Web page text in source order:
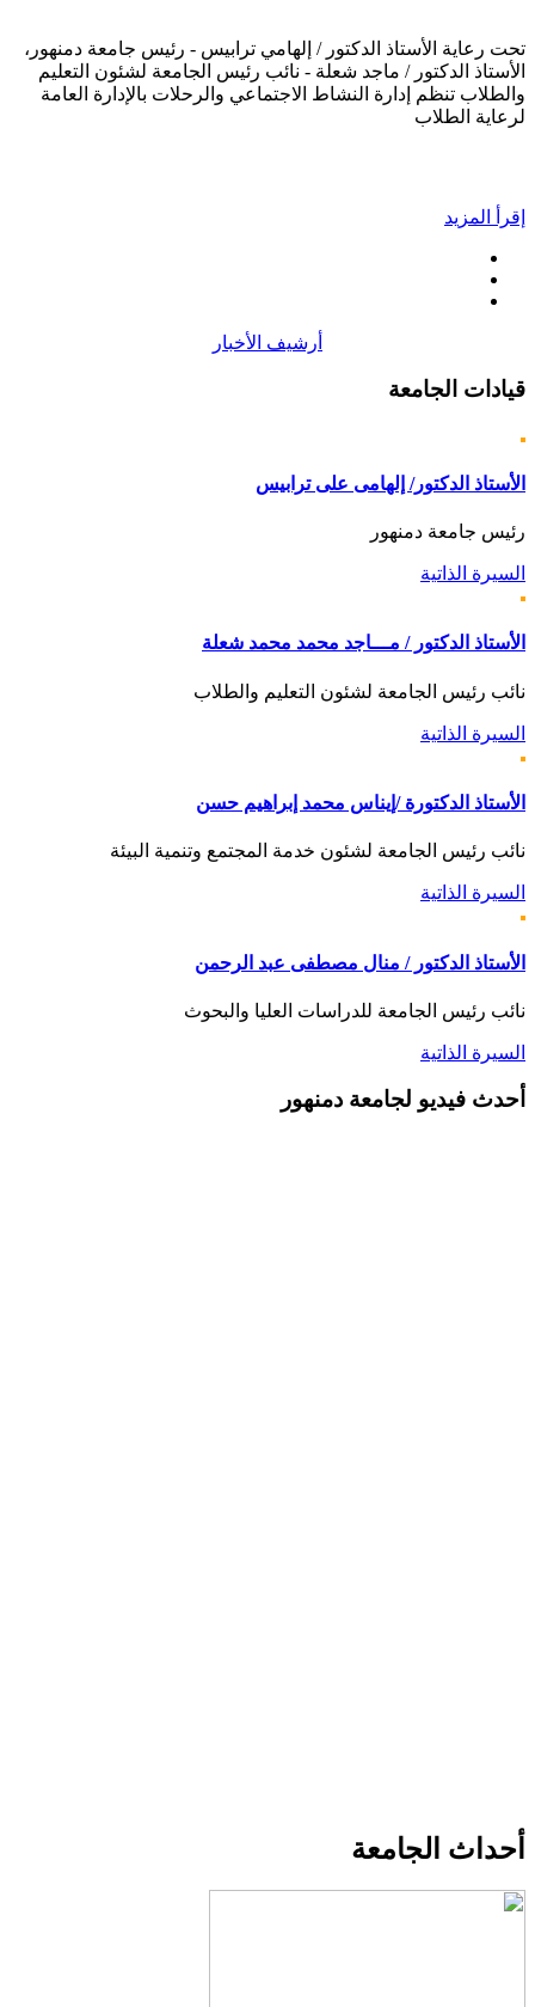
تحت رعاية الأستاذ الدكتور / إلهامي ترابيس - رئيس جامعة دمنهور،
الأستاذ الدكتور / ماجد شعلة - نائب رئيس الجامعة لشئون التعليم
والطلاب تنظم إدارة النشاط الاجتماعي والرحلات بالإدارة العامة
لرعاية الطلاب
إقرأ المزيد
أرشيف الأخبار
قيادات الجامعة
الأستاذ الدكتور/ إلهامى على ترابيس
رئيس جامعة دمنهور
السيرة الذاتية
الأستاذ الدكتور / مـــاجد محمد محمد شعلة
نائب رئيس الجامعة لشئون التعليم والطلاب
السيرة الذاتية
الأستاذ الدكتورة /إيناس محمد إبراهيم حسن
نائب رئيس الجامعة لشئون خدمة المجتمع وتنمية البيئة
السيرة الذاتية
الأستاذ الدكتور / منال مصطفى عبد الرحمن
نائب رئيس الجامعة للدراسات العليا والبحوث
السيرة الذاتية
أحدث فيديو لجامعة دمنهور
أحداث الجامعة